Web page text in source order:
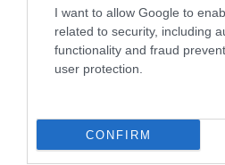
I want to allow Google to
related to security, including
functionality and fraud
user protection.
CONFIRM